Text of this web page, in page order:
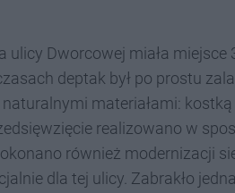
ulicy Dworcowej miała miejsce
deptak był po prostu
materiałami:
realizowano w
również modernizacji
dla tej ulicy. Zabrakło